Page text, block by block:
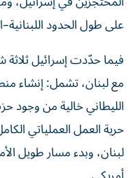
على طول الحدود
فيما حدّدت إسرائيل
مع لبنان، تشمل: إنشاء
الليطاني خالية من وجود
حرية العمل العملياتي
لبنان، وبدء مسار طويل